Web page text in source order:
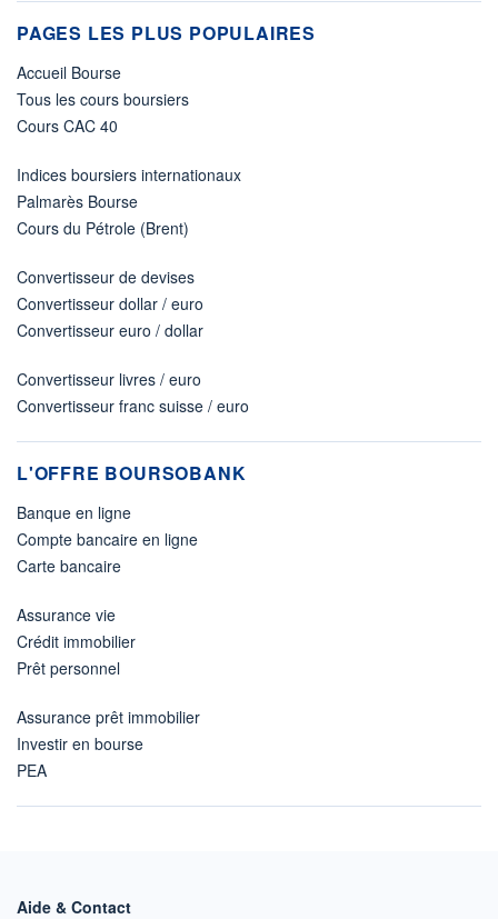
PAGES LES PLUS POPULAIRES
Accueil Bourse
Tous les cours boursiers
Cours CAC 40
Indices boursiers internationaux
Palmarès Bourse
Cours du Pétrole (Brent)
Convertisseur de devises
Convertisseur dollar / euro
Convertisseur euro / dollar
Convertisseur livres / euro
Convertisseur franc suisse / euro
L'OFFRE BOURSOBANK
Banque en ligne
Compte bancaire en ligne
Carte bancaire
Assurance vie
Crédit immobilier
Prêt personnel
Assurance prêt immobilier
Investir en bourse
PEA
Aide & Contact